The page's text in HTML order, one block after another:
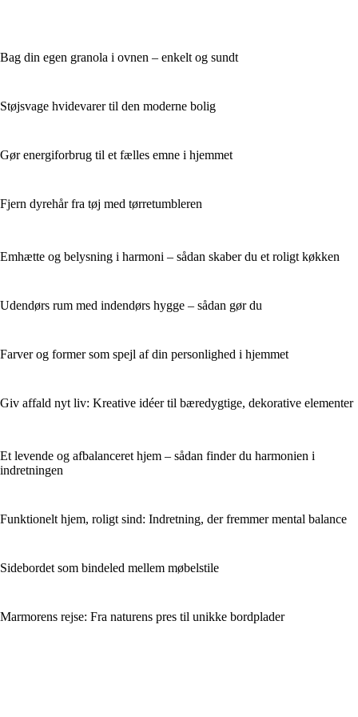
Bag din egen granola i ovnen – enkelt og sundt
Støjsvage hvidevarer til den moderne bolig
Gør energiforbrug til et fælles emne i hjemmet
Fjern dyrehår fra tøj med tørretumbleren
Emhætte og belysning i harmoni – sådan skaber du et roligt køkken
Udendørs rum med indendørs hygge – sådan gør du
Farver og former som spejl af din personlighed i hjemmet
Giv affald nyt liv: Kreative idéer til bæredygtige, dekorative elementer
Et levende og afbalanceret hjem – sådan finder du harmonien i
indretningen
Funktionelt hjem, roligt sind: Indretning, der fremmer mental balance
Sidebordet som bindeled mellem møbelstile
Marmorens rejse: Fra naturens pres til unikke bordplader